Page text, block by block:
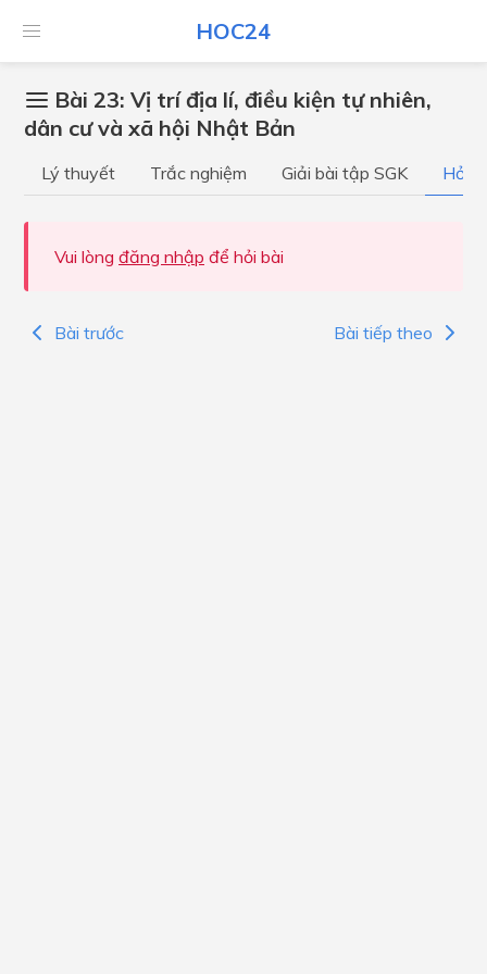
HOC24
Bài 23: Vị trí địa lí, điều kiện tự nhiên,
dân cư và xã hội Nhật Bản
Lý thuyết Trắc nghiệm Giải bài tập SGK Hỏi
Vui lòng đăng nhập để hỏi bài
Bài trước Bài tiếp theo